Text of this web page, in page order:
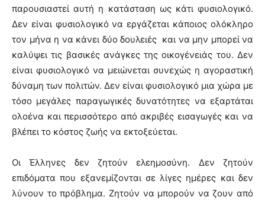
παρουσιαστεί αυτή η κατάσταση ως κάτι φυσιολογικό.
Δεν είναι φυσιολογικό να εργάζεται κάποιος ολόκληρο
τον μήνα η να κάνει δύο δουλειές και να μην μπορεί να
καλύψει τις βασικές ανάγκες της οικογένειάς του. Δεν
είναι φυσιολογικό να μειώνεται συνεχώς η αγοραστική
δύναμη των πολιτών. Δεν είναι φυσιολογικό μια χώρα με
τόσο μεγάλες παραγωγικές δυνατότητες να εξαρτάται
ολοένα και περισσότερο από ακριβές εισαγωγές και να
βλέπει το κόστος ζωής να εκτοξεύεται.
Οι Έλληνες δεν ζητούν ελεημοσύνη. Δεν ζητούν
επιδόματα που εξανεμίζονται σε λίγες ημέρες και δεν
λύνουν το πρόβλημα. Ζητούν να μπορούν να ζουν από